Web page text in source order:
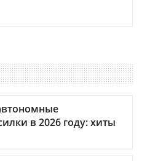
в 2026 году: хиты